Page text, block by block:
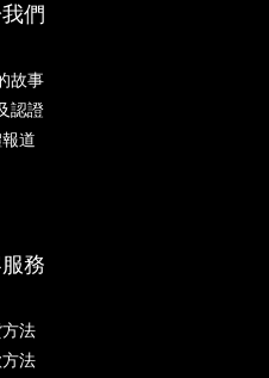
們
故事
認證
道
務
法
法